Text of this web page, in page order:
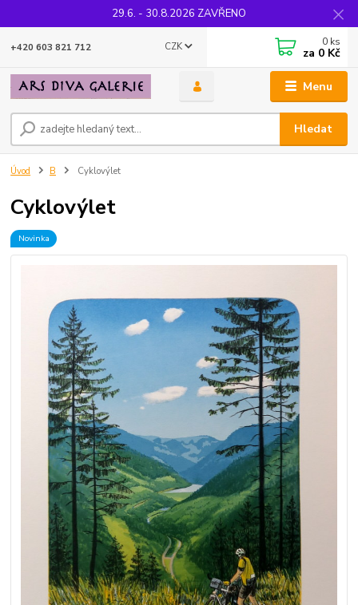
29.6. - 30.8.2026 ZAVŘENO
Menu
CZK
Hledat
+420 603 821 712 0 ks
za 0 Kč
Úvod B Cyklovýlet
Cyklovýlet
Novinka